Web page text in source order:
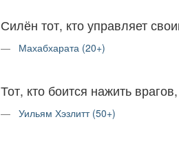
Силён тот, кто управляет
Махабхарата (20+)
Тот, кто боится нажить
Уильям Хэзлитт (50+)